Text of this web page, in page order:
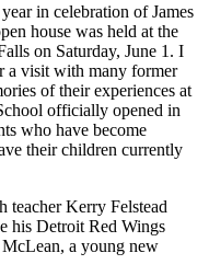
in celebration of James
house was held at the
on Saturday, June 1. I
a visit with many former
of their experiences at
officially opened in
who have become
their children currently
Kerry Felstead
his Detroit Red Wings
a young new